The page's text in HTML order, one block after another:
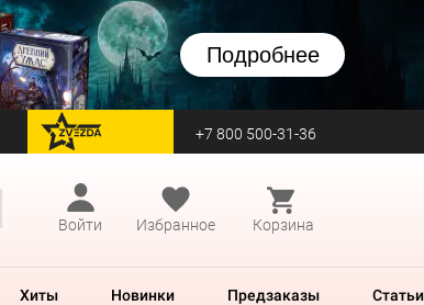
Подробнее
перейти на Zvezda +7 800 500-31-36
Войти
Избранное Корзина
Хиты Новинки Предзаказы Статьи